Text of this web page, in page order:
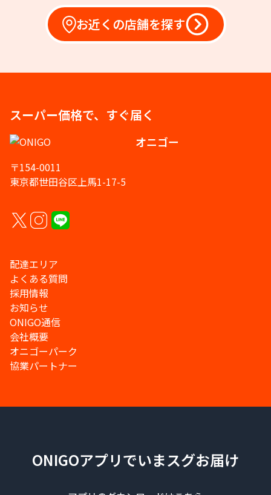
お近くの店舗を探す
スーパー価格で、すぐ届く
オニゴー
〒154-0011
東京都世田谷区上馬1-17-5
配達エリア
よくある質問
採用情報
お知らせ
ONIGO通信
会社概要
オニゴーパーク
協業パートナー
ONIGOアプリでいまスグお届け